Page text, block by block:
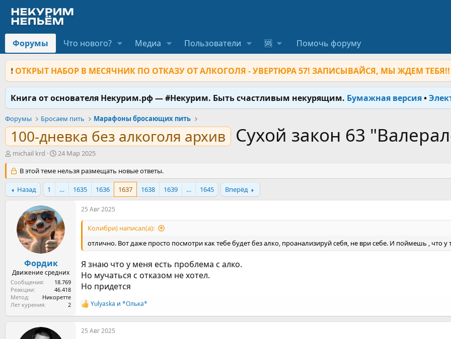
Форумы Что нового? Медиа Пользователи 🆘 Помочь форуму
❗ ОТКРЫТ НАБОР В МЕСЯЧНИК ПО ОТКАЗУ ОТ АЛКОГОЛЯ - УВЕРТЮРА 57! ЗАПИСЫВАЙСЯ, МЫ ЖДЕМ ТЕБЯ!!
Книга от основателя Некурим.рф — #Некурим. Быть счастливым некурящим. Бумажная версия•
Форумы Бросаем пить Марафоны бросающих пить
100-дневка без алкоголя архив Сухой закон 63
А
т
о
р
т
ы
michail krd
Д
т
а
н
а
а
л
а
24 Мар 2025
В этой теме нельзя размещать новые ответы.
Назад 1 … 1635 1636 1637 1638 1639 … 1645 Вперёд
Фордик
Движение средних
Сообщения
18.769
Реакции
46.418
Метод
Никоретте
Лет курения
2
25 Авг 2025
Колибри) написал(а):
отлично. Вот даже просто посмотри как тебе будет без алко, проанализируй себя, не ври себе. И поймешь , что
Я знаю что у меня есть проблема с алко.
Но мучаться с отказом не хотел.
Но придется
Р
е
а
к
Yulyaska и *Олька*
25 Авг 2025